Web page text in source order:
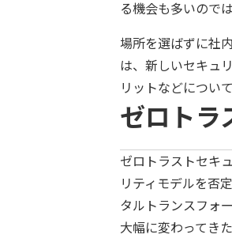
る機会も多いので
場所を選ばずに社
は、新しいセキュ
リットなどについ
ゼロトラ
ゼロトラストセキ
リティモデルを否
タルトランスフォ
大幅に変わってき